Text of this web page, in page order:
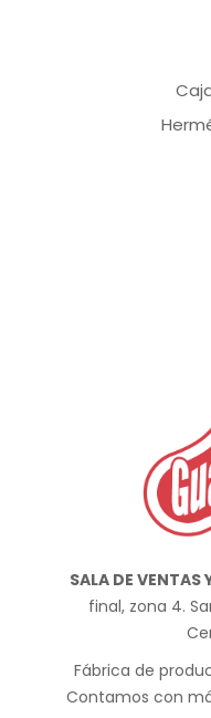
SALA DE VENTAS
final, zona 4.
Fábrica de
Contamos con